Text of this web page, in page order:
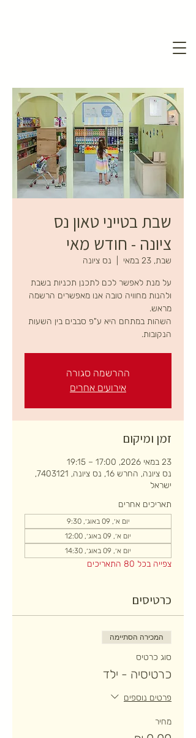
שבת בטייני טאון נס
ציונה - חודש מאי
שבת, 23 במאי נס ציונה
על מנת לאפשר לכם לתכנן תכניות בשבת
ולהנות מחוויה טובה אנו מאפשרים הרשמה
השהות במתחם היא ע"פ סבבים בין השעות
הנקובות.
ההרשמה סגורה
אירועים אחרים
זמן ומיקום
23 במאי 2026, 17:00 – 19:15
נס ציונה, החרש 16, נס ציונה, 7403121,
ישראל
תאריכים אחרים
יום א׳, 09 באוג׳, 9:30
יום א׳, 09 באוג׳, 12:00
יום א׳, 09 באוג׳, 14:30
צפייה בכל 80 התאריכים
כרטיסים
המכירה הסתיימה
סוג כרטיס
כרטיסיה - ילד
פרטים נוספים
מחיר